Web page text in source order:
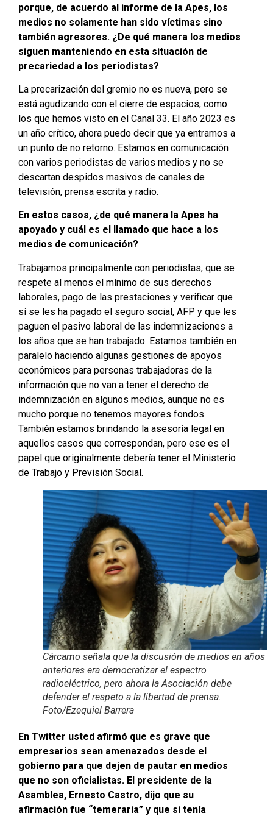
porque, de acuerdo al informe de la Apes, los
medios no solamente han sido víctimas sino
también agresores. ¿De qué manera los medios
siguen manteniendo en esta situación de
precariedad a los periodistas?
La precarización del gremio no es nueva, pero se
está agudizando con el cierre de espacios, como
los que hemos visto en el Canal 33. El año 2023 es
un año crítico, ahora puedo decir que ya entramos a
un punto de no retorno. Estamos en comunicación
con varios periodistas de varios medios y no se
descartan despidos masivos de canales de
televisión, prensa escrita y radio.
En estos casos, ¿de qué manera la Apes ha
apoyado y cuál es el llamado que hace a los
medios de comunicación?
Trabajamos principalmente con periodistas, que se
respete al menos el mínimo de sus derechos
laborales, pago de las prestaciones y verificar que
sí se les ha pagado el seguro social, AFP y que les
paguen el pasivo laboral de las indemnizaciones a
los años que se han trabajado. Estamos también en
paralelo haciendo algunas gestiones de apoyos
económicos para personas trabajadoras de la
información que no van a tener el derecho de
indemnización en algunos medios, aunque no es
mucho porque no tenemos mayores fondos.
También estamos brindando la asesoría legal en
aquellos casos que correspondan, pero ese es el
papel que originalmente debería tener el Ministerio
de Trabajo y Previsión Social.
Cárcamo señala que la discusión de medios en años
anteriores era democratizar el espectro
radioeléctrico, pero ahora la Asociación debe
defender el respeto a la libertad de prensa.
Foto/Ezequiel Barrera
En Twitter usted afirmó que es grave que
empresarios sean amenazados desde el
gobierno para que dejen de pautar en medios
que no son oficialistas. El presidente de la
Asamblea, Ernesto Castro, dijo que su
afirmación fue “temeraria” y que si tenía